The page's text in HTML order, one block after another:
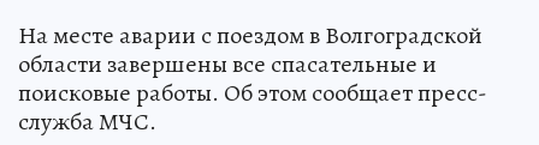
На месте аварии с поездом в Волгоградской
области завершены все спасательные и
поисковые работы. Об этом сообщает пресс-
служба МЧС.